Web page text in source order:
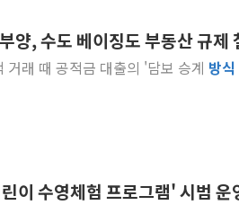
양, 수도 베이징도 부동산 규제
래 때 공적금 대출의 '담보 승계 방식
이 수영체험 프로그램' 시범 운